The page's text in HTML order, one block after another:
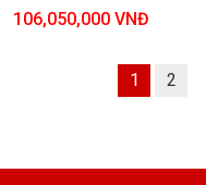
106,050,000 VNĐ
1 2